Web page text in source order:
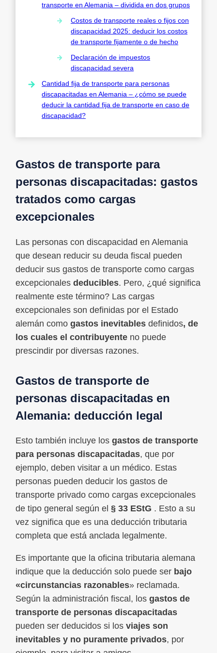
transporte en Alemania – dividida en dos grupos
Costos de transporte reales o fijos con
discapacidad 2025: deducir los costos
de transporte fijamente o de hecho
Declaración de impuestos
discapacidad severa
Cantidad fija de transporte para personas
discapacitadas en Alemania – ¿cómo se puede
deducir la cantidad fija de transporte en caso de
discapacidad?
Gastos de transporte para
personas discapacitadas: gastos
tratados como cargas
excepcionales
Las personas con discapacidad en Alemania
que desean reducir su deuda fiscal pueden
deducir sus gastos de transporte como cargas
excepcionales deducibles. Pero, ¿qué significa
realmente este término? Las cargas
excepcionales son definidas por el Estado
alemán como gastos inevitables definidos, de
los cuales el contribuyente no puede
prescindir por diversas razones.
Gastos de transporte de
personas discapacitadas en
Alemania: deducción legal
Esto también incluye los gastos de transporte
para personas discapacitadas, que por
ejemplo, deben visitar a un médico. Estas
personas pueden deducir los gastos de
transporte privado como cargas excepcionales
de tipo general según el § 33 EStG . Esto a su
vez significa que es una deducción tributaria
completa que está anclada legalmente.
Es importante que la oficina tributaria alemana
indique que la deducción solo puede ser bajo
«circunstancias razonables» reclamada.
Según la administración fiscal, los gastos de
transporte de personas discapacitadas
pueden ser deducidos si los viajes son
inevitables y no puramente privados, por